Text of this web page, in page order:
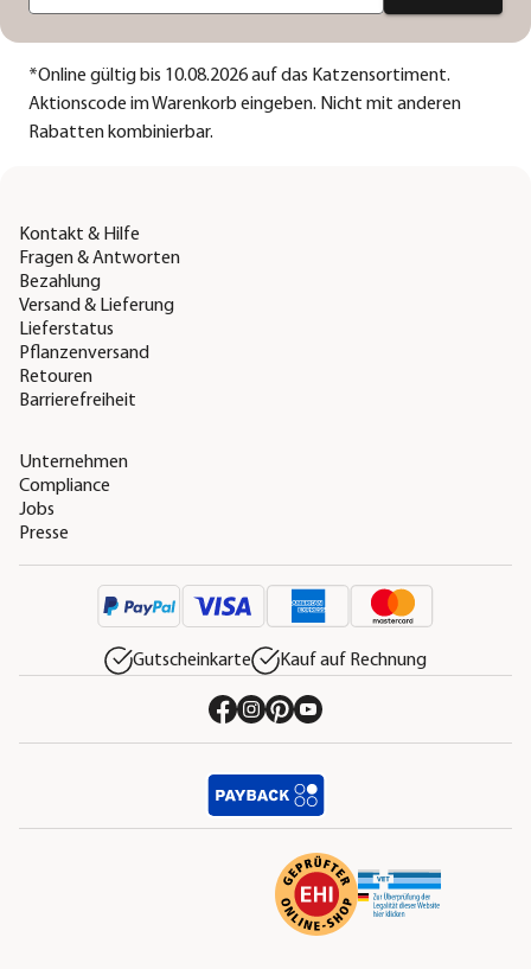
*Online gültig bis 10.08.2026 auf das Katzensortiment.
Aktionscode im Warenkorb eingeben. Nicht mit anderen
Rabatten kombinierbar.
Kontakt & Hilfe
Fragen & Antworten
Bezahlung
Versand & Lieferung
Lieferstatus
Pflanzenversand
Retouren
Barrierefreiheit
Unternehmen
Compliance
Jobs
Presse
Gutscheinkarte Kauf auf Rechnung